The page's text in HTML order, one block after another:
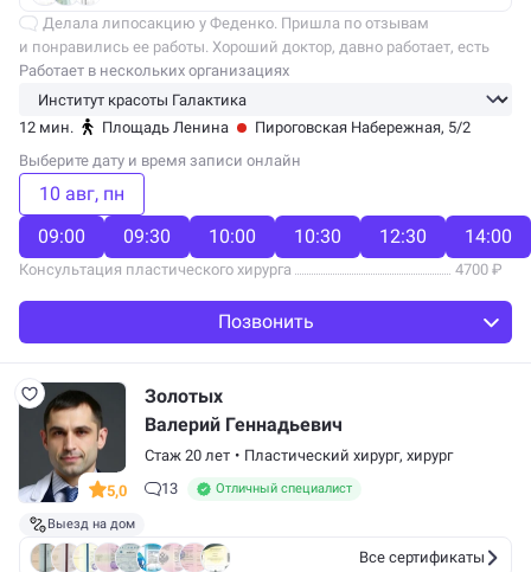
Делала липосакцию у Феденко. Пришла по отзывам
и понравились ее работы. Хороший доктор, давно работает, есть
опыт и понимание. На приеме все четко объяснила и рассказала,
что и как лучше сделать....
Работает в нескольких организациях
12 мин. Площадь Ленина
Пироговская Набережная, 5/2
Выберите дату и время записи онлайн
10 авг пн
09:00
09:30 10:00 10:30 12:30 14:00
Консультация пластического хирурга 4700 ₽
Позвонить
5,0
Золотых
Валерий Геннадьевич
Стаж 20 лет • Пластический хирург, хирург
13
Отличный специалист
Выезд на дом
Все сертификаты